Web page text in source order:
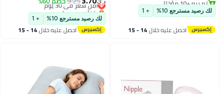
#10 في واقيات الثدي
لك رصيد مسترجع 10% + 1
احصل عليه خلال 14 - 15
الفريزر، قابل لإعادة الملء لعصير
التفاح والزبادي وحقيبة الضغط
المهروسة
د.ك‏
بتخلّص بسرعة
أقل سعر في 30 يوم
لك رصيد مسترجع 10% + 1
احصل عليه خلال 14 - 15